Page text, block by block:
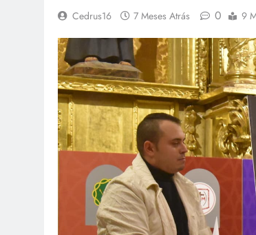
Cedrus16 7 Meses Atrás 0 9